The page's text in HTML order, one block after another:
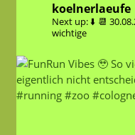
koelnerlaeufe
Next up: ⬇️ 📆
wichtige